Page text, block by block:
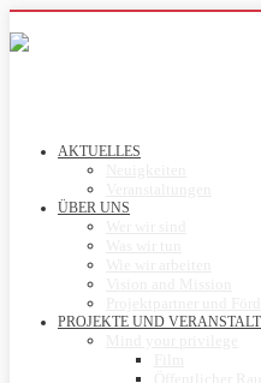
AKTUELLES
ÜBER UNS
PROJEKTE UND